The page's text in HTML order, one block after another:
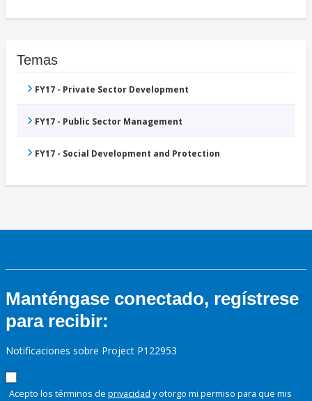
Temas
FY17 - Private Sector Development
FY17 - Public Sector Management
FY17 - Social Development and Protection
Manténgase conectado, regístrese
para recibir:
Notificaciones sobre Project P122953
Acepto los términos de privacidad y otorgo mi permiso para que mis